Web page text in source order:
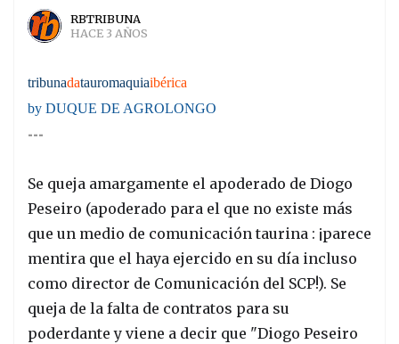
RBTRIBUNA
HACE 3 AÑOS
tribunadatauromaquiaibérica
by DUQUE DE AGROLONGO
---
Se queja amargamente el apoderado de Diogo
Peseiro (apoderado para el que no existe más
que un medio de comunicación taurina : ¡parece
mentira que el haya ejercido en su día incluso
como director de Comunicación del SCP!). Se
queja de la falta de contratos para su
poderdante y viene a decir que "Diogo Peseiro